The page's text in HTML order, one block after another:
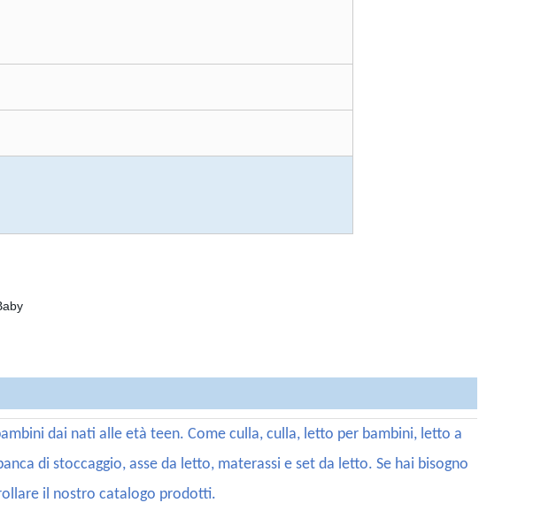
dai nati alle età teen. Come culla, culla, letto per bambini, letto a
di stoccaggio, asse da letto, materassi e set da letto. Se hai bisogno
il nostro catalogo prodotti.